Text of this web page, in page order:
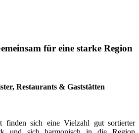
für eine starke Region
Restaurants & Gaststätten
finden sich eine Vielzahl gut sortierter